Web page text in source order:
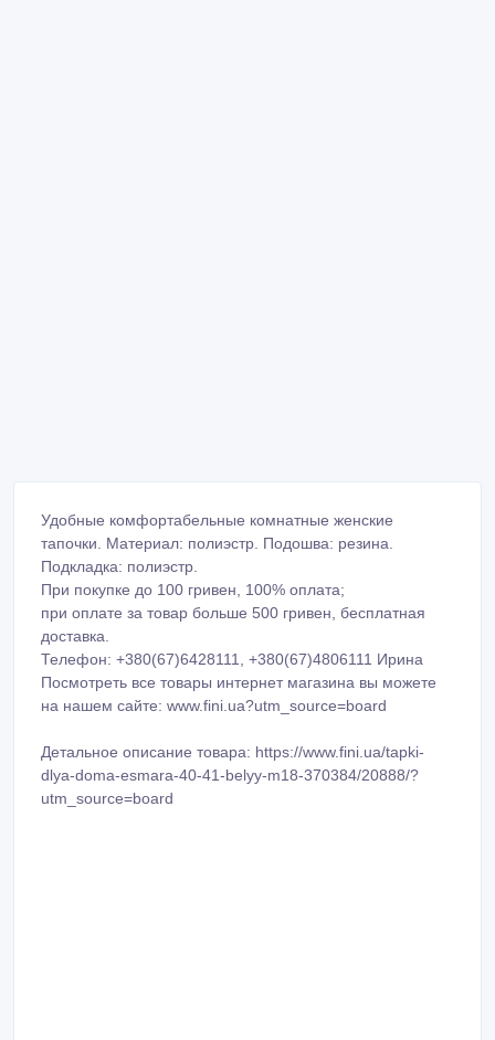
Удобные комфортабельные комнатные женские
тапочки. Материал: полиэстр. Подошва: резина.
Подкладка: полиэстр.
При покупке до 100 гривен, 100% оплата;
при оплате за товар больше 500 гривен, бесплатная
доставка.
Телефон: +380(67)6428111, +380(67)4806111 Ирина
Посмотреть все товары интернет магазина вы можете
на нашем сайте: www.fini.ua?utm_source=board
Детальное описание товара: https://www.fini.ua/tapki-
dlya-doma-esmara-40-41-belyy-m18-370384/20888/?
utm_source=board